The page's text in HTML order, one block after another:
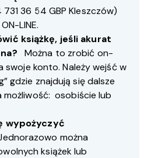
731 36 54 GBP Kleszczów)
LINE.
książkę, jeśli akurat
Można to zrobić on-
swoje konto. Należy wejść w
gdzie znajdują się dalsze
możliwość: osobiście lub
wypożyczyć
można
książek lub